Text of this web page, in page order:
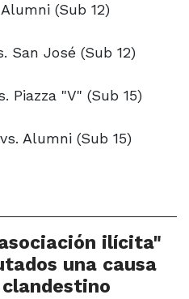
(Sub 12)
San José (Sub 12)
Piazza "V" (Sub 15)
Alumni (Sub 15)
ilícita"
una causa